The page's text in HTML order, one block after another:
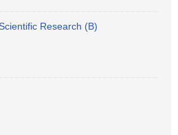
Research (B)